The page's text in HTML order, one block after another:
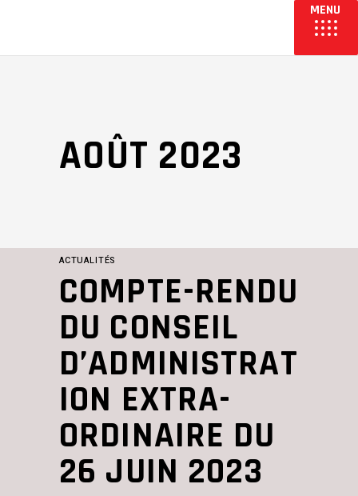
AOÛT 2023
ACTUALITÉS
COMPTE-RENDU
DU CONSEIL
D’ADMINISTRAT
ION EXTRA-
ORDINAIRE DU
26 JUIN 2023